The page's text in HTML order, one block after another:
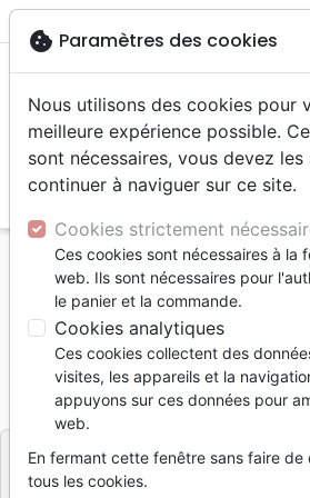
menu
Accueil Bibles Evangiles
Evangile de Luc - NFC
Nouvelle Français Courant
Référence NFC3057 EAN
EditeurBiblio
cookie Paramètres des cookies
Nous utilisons des cookies pour
meilleure expérience possible.
sont nécessaires, vous devez
continuer à naviguer sur ce site.
Cookies strictement
Ces cookies sont nécessaires à la
web. Ils sont nécessaires pour
le panier et la commande.
Cookies analytiques
Ces cookies collectent des
visites, les appareils et la
appuyons sur ces données pour
web.
En fermant cette fenêtre sans faire
tous les cookies.